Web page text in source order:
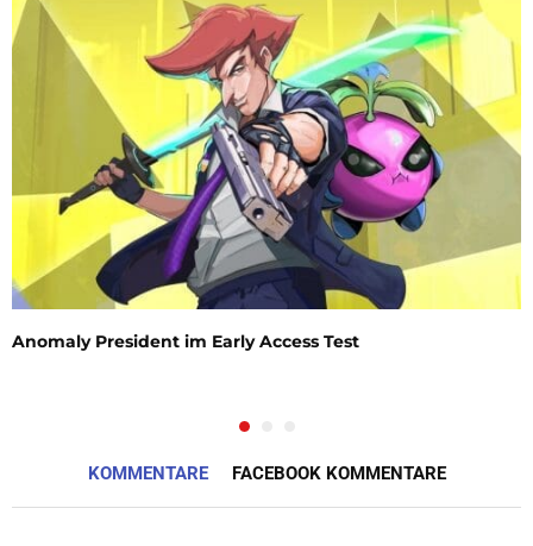
Anomaly President im Early Access Test
KOMMENTARE FACEBOOK KOMMENTARE